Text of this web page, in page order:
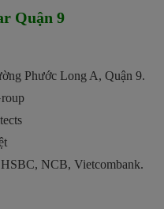
Quận 9
Phước Long A, Quận 9.
NCB, Vietcombank.